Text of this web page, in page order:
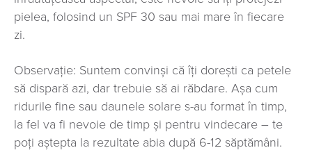
pielea, folosind un SPF 30 sau mai mare în fiecare
zi.
Observație: Suntem convinși că îți dorești ca petele
să dispară azi, dar trebuie să ai răbdare. Așa cum
ridurile fine sau daunele solare s-au format în timp,
la fel va fi nevoie de timp și pentru vindecare – te
poți aștepta la rezultate abia după 6-12 săptămâni.